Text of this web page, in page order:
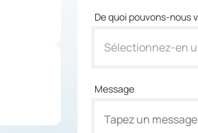
De quoi pouvons-nous
Sélectionnez-en
Message